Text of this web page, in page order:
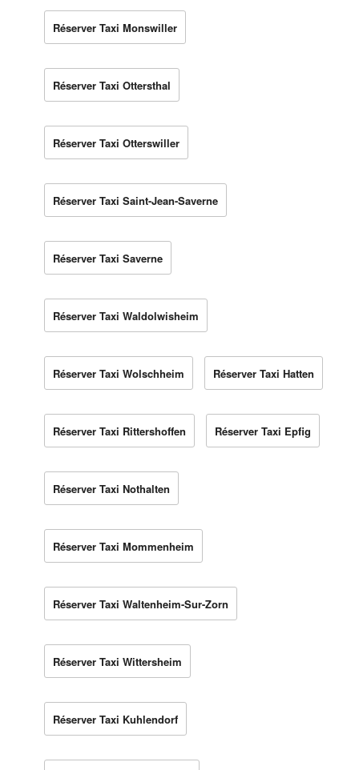
Réserver Taxi Monswiller
Réserver Taxi Ottersthal
Réserver Taxi Otterswiller
Réserver Taxi Saint-Jean-Saverne
Réserver Taxi Saverne
Réserver Taxi Waldolwisheim
Réserver Taxi Wolschheim Réserver Taxi Hatten
Réserver Taxi Rittershoffen Réserver Taxi Epfig
Réserver Taxi Nothalten
Réserver Taxi Mommenheim
Réserver Taxi Waltenheim-Sur-Zorn
Réserver Taxi Wittersheim
Réserver Taxi Kuhlendorf